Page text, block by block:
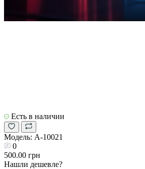
Есть в наличии
Модель: A-10021
0
500.00 грн
Нашли дешевле?